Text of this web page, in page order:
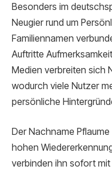
Besonders im
Neugier rund um
Familiennamen
Auftritte
Medien verbreiten sich
wodurch viele Nutzer
persönliche
Der Nachname
hohen
verbinden ihn sofort